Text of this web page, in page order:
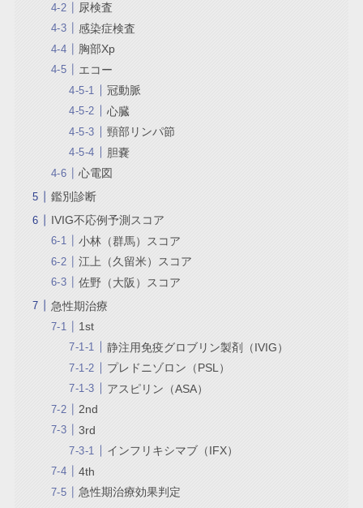
尿検査
感染症検査
胸部Xp
エコー
冠動脈
心臓
頸部リンパ節
胆嚢
心電図
鑑別診断
IVIG不応例予測スコア
小林（群馬）スコア
江上（久留米）スコア
佐野（大阪）スコア
急性期治療
1st
静注用免疫グロブリン製剤（IVIG）
プレドニゾロン（PSL）
アスピリン（ASA）
2nd
3rd
インフリキシマブ（IFX）
4th
急性期治療効果判定